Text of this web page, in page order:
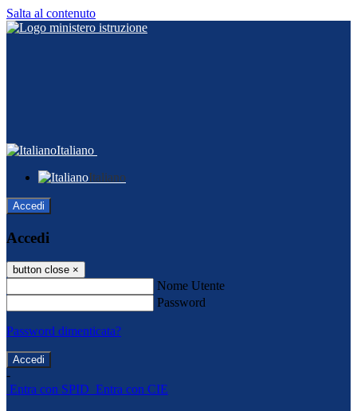
Salta al contenuto
Italiano
Italiano
Accedi
Accedi
button close ×
Nome Utente
Password
Password dimenticata?
-
Entra con SPID Entra con CIE